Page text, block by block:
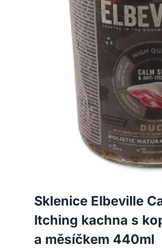
Sklenice Elbeville
Itching kachna s
a měsíčkem 440ml